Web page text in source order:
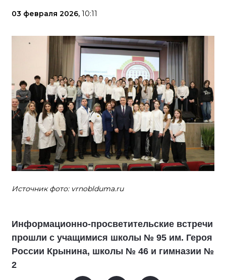
03 февраля 2026, 10:11
Источник фото: vrnoblduma.ru
Информационно-просветительские встречи
прошли с учащимися школы № 95 им. Героя
России Крынина, школы № 46 и гимназии №
2